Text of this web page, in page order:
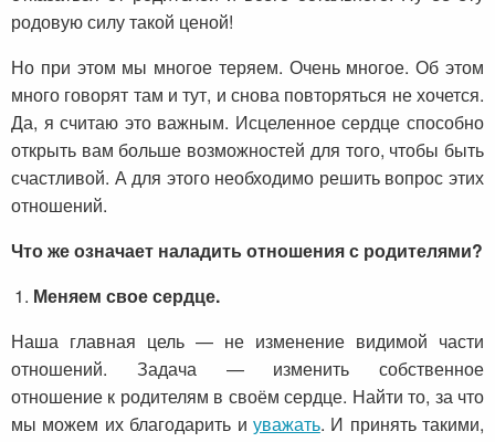
родовую силу такой ценой!
Но при этом мы многое теряем. Очень многое. Об этом
много говорят там и тут, и снова повторяться не хочется.
Да, я считаю это важным. Исцеленное сердце способно
открыть вам больше возможностей для того, чтобы быть
счастливой. А для этого необходимо решить вопрос этих
отношений.
Что же означает наладить отношения с родителями?
Меняем свое сердце.
Наша главная цель — не изменение видимой части
отношений. Задача — изменить собственное
отношение к родителям в своём сердце. Найти то, за что
мы можем их благодарить и уважать. И принять такими,